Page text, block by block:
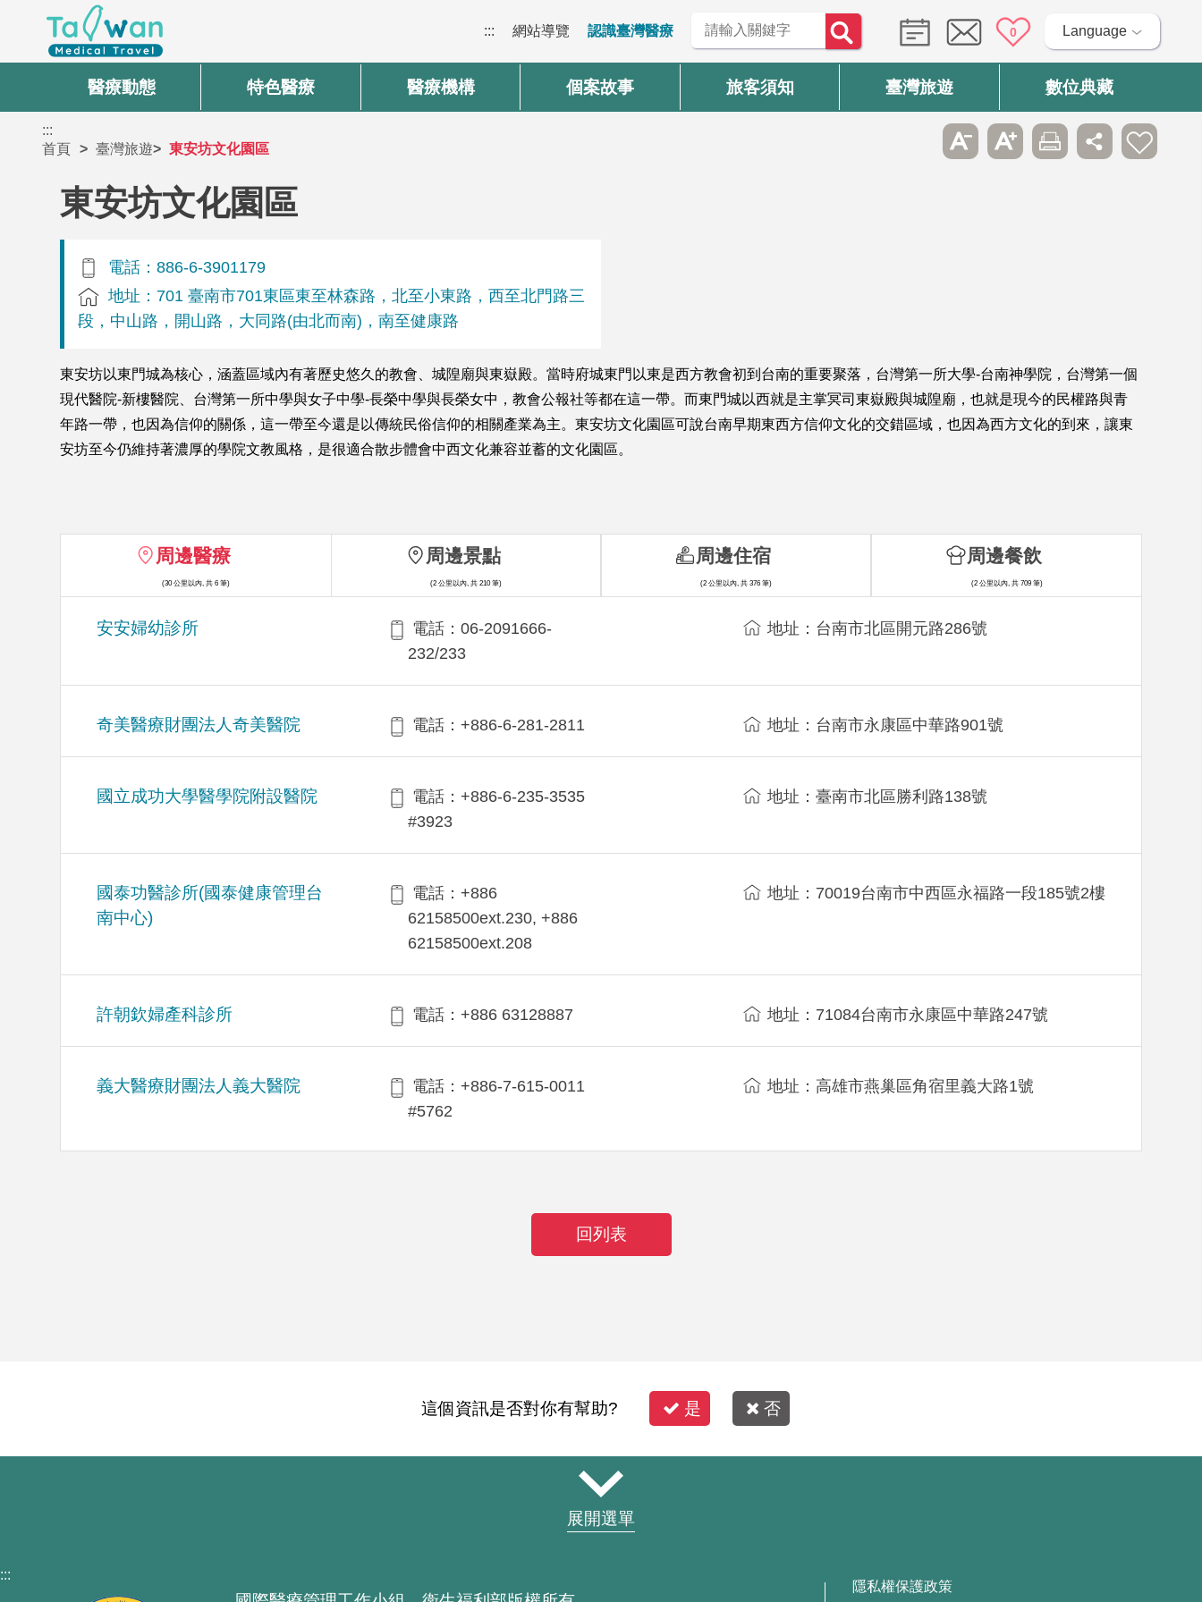
::: 網站導覽 認識臺灣醫療 0 Language
醫療動態 特色醫療 醫療機構 個案故事 旅客須知 臺灣旅遊 數位典藏
:::
首頁
臺灣旅遊 東安坊文化園區
東安坊文化園區
電話：886-6-3901179
地址：701 臺南市701東區東至林森路，北至小東路，西至北門路三
段，中山路，開山路，大同路(由北而南)，南至健康路
東安坊以東門城為核心，涵蓋區域內有著歷史悠久的教會、城隍廟與東嶽殿。當時府城東門以東是西方教會初到台南的重要聚落，台灣第一所大學-台南神學院，台灣第一個
現代醫院-新樓醫院、台灣第一所中學與女子中學-長榮中學與長榮女中，教會公報社等都在這一帶。而東門城以西就是主掌冥司東嶽殿與城隍廟，也就是現今的民權路與青
年路一帶，也因為信仰的關係，這一帶至今還是以傳統民俗信仰的相關產業為主。東安坊文化園區可說台南早期東西方信仰文化的交錯區域，也因為西方文化的到來，讓東
安坊至今仍維持著濃厚的學院文教風格，是很適合散步體會中西文化兼容並蓄的文化園區。
周邊醫療
(30 公里以內, 共 6 筆)
安安婦幼診所
電話：06-2091666-
232/233
地址：台南市北區開元路286號
奇美醫療財團法人奇美醫院 電話：+886-6-281-2811 地址：台南市永康區中華路901號
國立成功大學醫學院附設醫院
電話：+886-6-235-3535
#3923
地址：臺南市北區勝利路138號
國泰功醫診所(國泰健康管理台
南中心)
電話：+886
62158500ext.230, +886
62158500ext.208
地址：70019台南市中西區永福路一段185號2樓
許朝欽婦產科診所 電話：+886 63128887 地址：71084台南市永康區中華路247號
義大醫療財團法人義大醫院
電話：+886-7-615-0011
#5762
地址：高雄市燕巢區角宿里義大路1號
周邊景點
(2 公里以內, 共 210 筆)
周邊住宿
(2 公里以內, 共 376 筆)
周邊餐飲
(2 公里以內, 共 709 筆)
回列表
這個資訊是否對你有幫助? 是 否
展開選單
:::
隱私權保護政策